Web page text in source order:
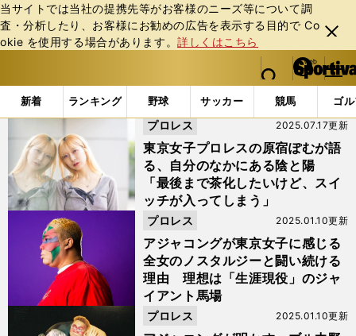
当サイトでは当社の提携先等がお客様のニーズ等について調
査・分析したり、お客様にお勧めの広告を表⽰する⽬的で Co
okie を使⽤する場合があります。詳しくはこちら
閉じ
る
web Sportiva (webスポルティーバ)
検索
マイペ
ー
ジ
メニュ
新着 ランキング 野球 サッカー 競馬 ゴ
b
ス
ル
テ
ィ
ー
バ
「#井上京子」の最新ニュース・ 情報
東京女子プロレスの原宿ぽむが語
る、自分のなかにある陰と陽
「最後まで茶化したいけど、スイ
ッチが入ってしまう」
2025.07.17更新
プロレス
アジャコングが東京女子に感じる
全女のノスタルジーと闘い続ける
理由 理想は「生涯現役」のジャ
イアント馬場
2025.01.10更新
プロレス
2025.01.10更新
プロレス